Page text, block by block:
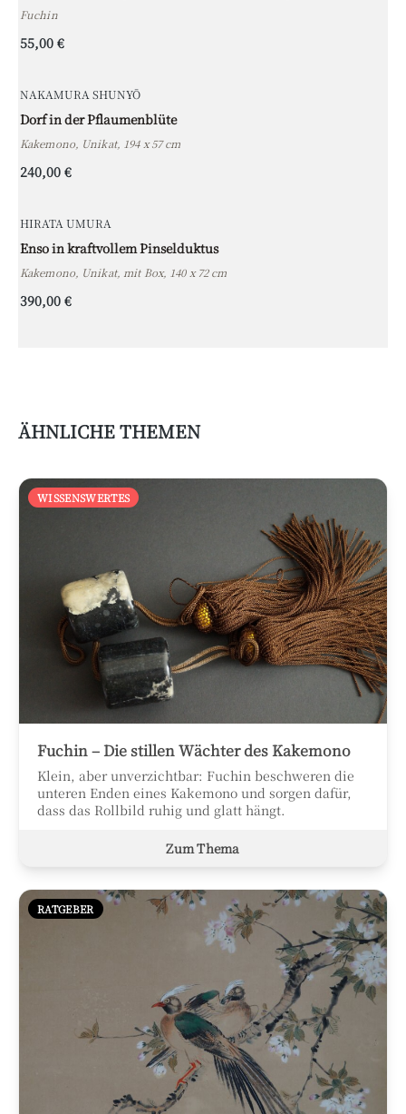
Fuchin
55,00 €
NAKAMURA SHUNYŌ
Dorf in der Pflaumenblüte
Kakemono, Unikat, 194 x 57 cm
240,00 €
HIRATA UMURA
Enso in kraftvollem Pinselduktus
Kakemono, Unikat, mit Box, 140 x 72 cm
390,00 €
ÄHNLICHE THEMEN
WISSENSWERTES
Fuchin – Die stillen Wächter des Kakemono
Klein, aber unverzichtbar: Fuchin beschweren die
unteren Enden eines Kakemono und sorgen dafür,
dass das Rollbild ruhig und glatt hängt.
Zum Thema
RATGEBER